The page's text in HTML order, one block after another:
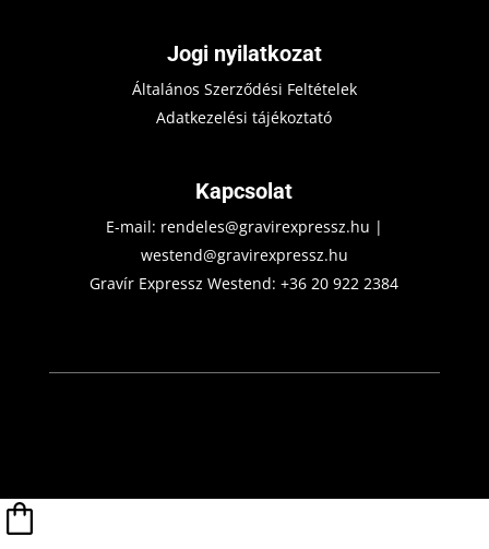
Jogi nyilatkozat
Általános Szerződési Feltételek
Adatkezelési tájékoztató
Kapcsolat
E-mail: rendeles@gravirexpressz.hu |
westend@gravirexpressz.hu
Gravír Expressz Westend:+36 20 922 2384